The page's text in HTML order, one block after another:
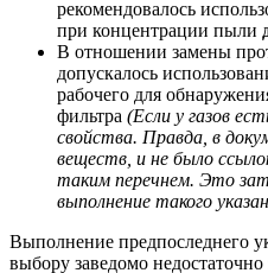
рекомендовалось
при концентрации пыли
В отношении замены
допускалось
рабочего для
фильтра (Если у газов
свойства. Правда, в
веществ, и не было
таким перечнем. Это
выполнение такого
Выполнение предпоследнего
выбору заведомо